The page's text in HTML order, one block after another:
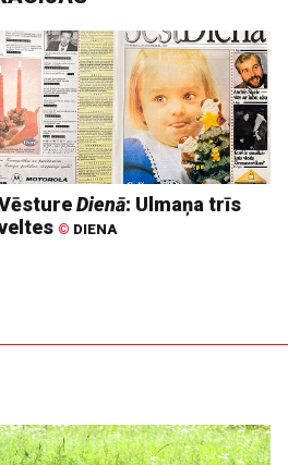
Dienā: Ulmaņa trīs
© DIENA